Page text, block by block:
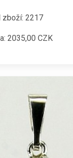
zboží: 2217
2035,00 CZK